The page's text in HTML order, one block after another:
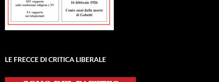
LE FRECCE DI CRITICA LIBERALE